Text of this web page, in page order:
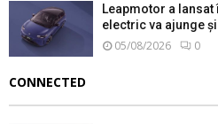
Leapmotor a lansat
electric va ajunge
05/08/2026 0
CONNECTED